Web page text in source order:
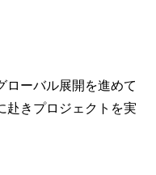
ローバル展開を進めて
赴きプロジェクトを実